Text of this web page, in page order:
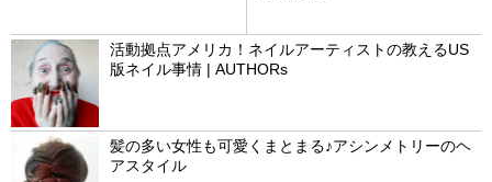
活動拠点アメリカ！ネイルアーティストの教えるUS
版ネイル事情 | AUTHORs
髪の多い女性も可愛くまとまる♪アシンメトリーのヘ
アスタイル